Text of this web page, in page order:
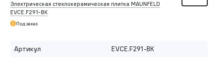
Электрическая стеклокерамическая плитка MAUNFELD
EVCE.F291-BK
Под заказ
Артикул
EVCE.F291-BK